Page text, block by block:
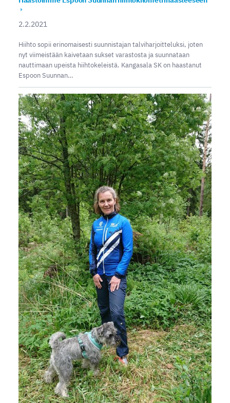
2.2.2021
Hiihto sopii erinomaisesti suunnistajan talviharjoitteluksi, joten
nyt viimeistään kaivetaan sukset varastosta ja suunnataan
nauttimaan upeista hiihtokeleistä. Kangasala SK on haastanut
Espoon Suunnan…